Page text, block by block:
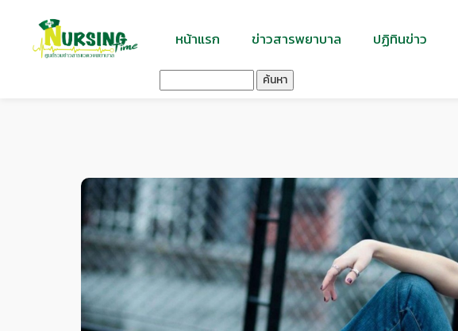
หน้าแรก ข่าวสารพยาบาล ปฏิทินข่าว
ค้นหา